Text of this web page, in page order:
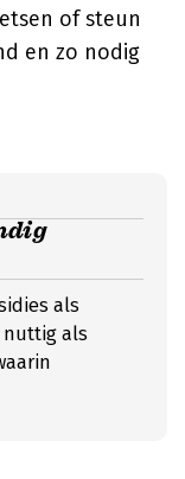
of steun
en zo nodig
als
als